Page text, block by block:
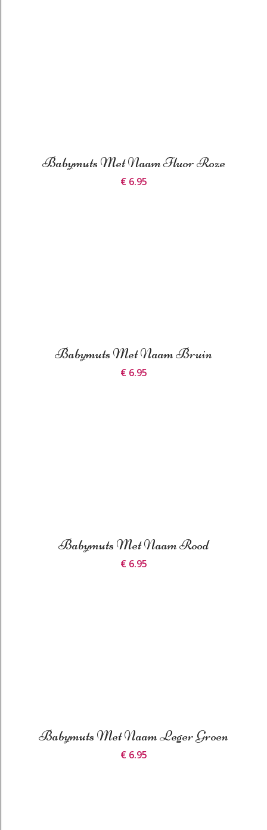
Babymuts Met Naam Fluor Roze
€ 6.95
Babymuts Met Naam Bruin
€ 6.95
Babymuts Met Naam Rood
€ 6.95
Babymuts Met Naam Leger Groen
€ 6.95